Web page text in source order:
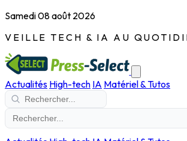
Samedi 08 août 2026
VEILLE TECH & IA AU
Actualités High-tech IA Matériel & Tutos